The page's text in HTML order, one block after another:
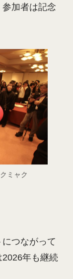
加者は記念
ミャク
つながって
年も継続